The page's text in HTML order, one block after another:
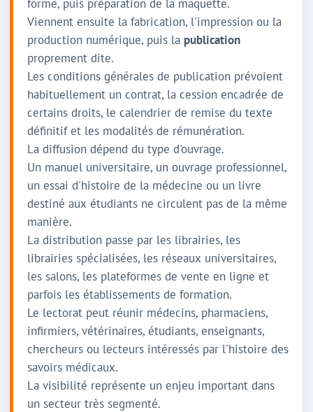
forme, puis préparation de la maquette.
Viennent ensuite la fabrication, l'impression ou la
production numérique, puis la publication
proprement dite.
Les conditions générales de publication prévoient
habituellement un contrat, la cession encadrée de
certains droits, le calendrier de remise du texte
définitif et les modalités de rémunération.
La diffusion dépend du type d'ouvrage.
Un manuel universitaire, un ouvrage professionnel,
un essai d'histoire de la médecine ou un livre
destiné aux étudiants ne circulent pas de la même
manière.
La distribution passe par les librairies, les
librairies spécialisées, les réseaux universitaires,
les salons, les plateformes de vente en ligne et
parfois les établissements de formation.
Le lectorat peut réunir médecins, pharmaciens,
infirmiers, vétérinaires, étudiants, enseignants,
chercheurs ou lecteurs intéressés par l'histoire des
savoirs médicaux.
La visibilité représente un enjeu important dans
un secteur très segmenté.